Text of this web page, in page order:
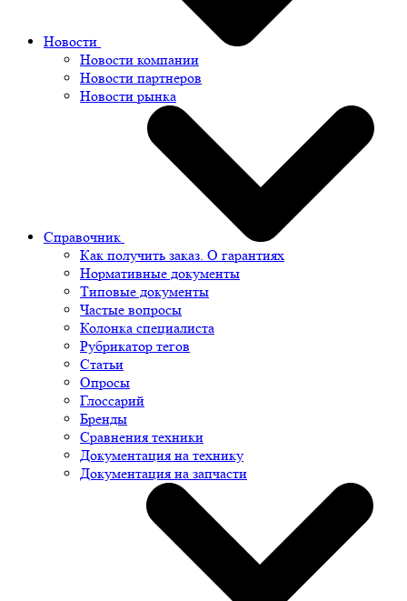
Новости
Новости компании
Новости партнеров
Новости рынка
Справочник
Как получить заказ. О гарантиях
Нормативные документы
Типовые документы
Частые вопросы
Колонка специалиста
Рубрикатор тегов
Статьи
Опросы
Глоссарий
Бренды
Сравнения техники
Документация на технику
Документация на запчасти